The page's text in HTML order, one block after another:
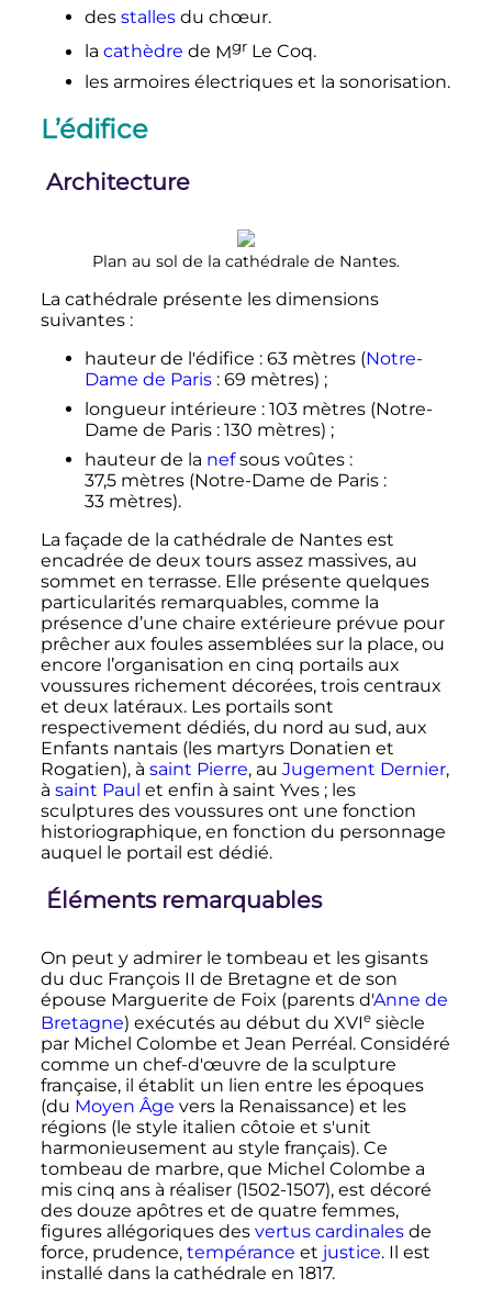
des stallesdu chœur.
la cathèdre de MgrLe Coq.
les armoires électriques et la sonorisation.
L’édifice
Architecture
Plan au sol de la cathédrale de Nantes.
La cathédrale présente les dimensions
suivantes :
hauteur de l'édifice : 63 mètres(Notre-
Dame de Paris : 69 mètres) ;
longueur intérieure : 103 mètres(Notre-
Dame de Paris : 130 mètres) ;
hauteur de la nefsous voûtes :
37,5 mètres(Notre-Dame de Paris :
33 mètres).
La façade de la cathédrale de Nantes est
encadrée de deux tours assez massives, au
sommet en terrasse. Elle présente quelques
particularités remarquables, comme la
présence d’une chaire extérieure prévue pour
prêcher aux foules assemblées sur la place, ou
encore l’organisation en cinq portails aux
voussures richement décorées, trois centraux
et deux latéraux. Les portails sont
respectivement dédiés, du nord au sud, aux
Enfants nantais (les martyrs Donatien et
Rogatien), à saint Pierre, au Jugement Dernier,
à saint Paul et enfin à saint Yves ; les
sculptures des voussures ont une fonction
historiographique, en fonction du personnage
auquel le portail est dédié.
Éléments remarquables
On peut y admirer le tombeau et les gisants
du duc François II de Bretagne et de son
épouse Marguerite de Foix (parents d'Anne de
Bretagne) exécutés au début du XVIe siècle
par Michel Colombe et Jean Perréal. Considéré
comme un chef-d'œuvre de la sculpture
française, il établit un lien entre les époques
(du Moyen Âge vers la Renaissance) et les
régions (le style italien côtoie et s'unit
harmonieusement au style français). Ce
tombeau de marbre, que Michel Colombe a
mis cinq ans à réaliser (1502-1507), est décoré
des douze apôtres et de quatre femmes,
figures allégoriques des vertus cardinalesde
force, prudence, tempérance et justice. Il est
installé dans la cathédrale en 1817.